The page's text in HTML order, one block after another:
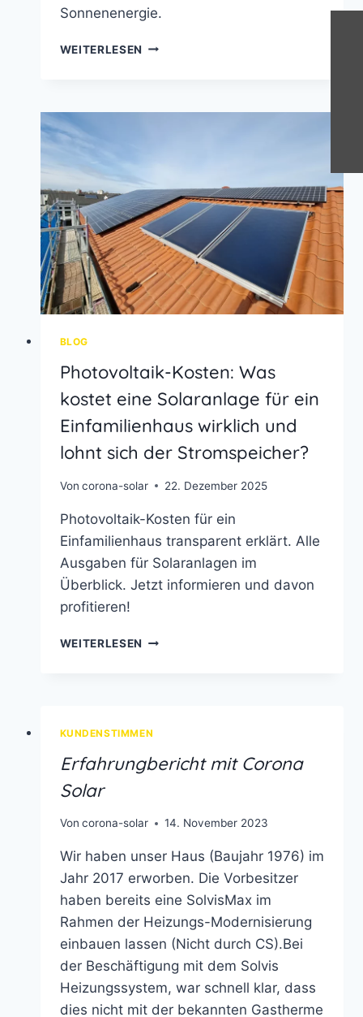
Sonnenenergie.
WEITERLESEN SOLARANLAGE
HAUSBESITZER
BLOG
Photovoltaik-Kosten: Was
kostet eine Solaranlage für ein
Einfamilienhaus wirklich und
lohnt sich der Stromspeicher?
Von corona-solar 22. Dezember 2025
Photovoltaik-Kosten für ein
Einfamilienhaus transparent erklärt. Alle
Ausgaben für Solaranlagen im
Überblick. Jetzt informieren und davon
profitieren!
WEITERLESEN PHOTOVOLTAIK-
EIN
EINFAMILIENHAUS
LOHNT
DER
STROMSPEICHER?
KUNDENSTIMMEN
Erfahrungbericht mit Corona
Solar
Von corona-solar 14. November 2023
Wir haben unser Haus (Baujahr 1976) im
Jahr 2017 erworben. Die Vorbesitzer
haben bereits eine SolvisMax im
Rahmen der Heizungs-Modernisierung
einbauen lassen (Nicht durch CS).Bei
der Beschäftigung mit dem Solvis
Heizungssystem, war schnell klar, dass
dies nicht mit der bekannten Gastherme